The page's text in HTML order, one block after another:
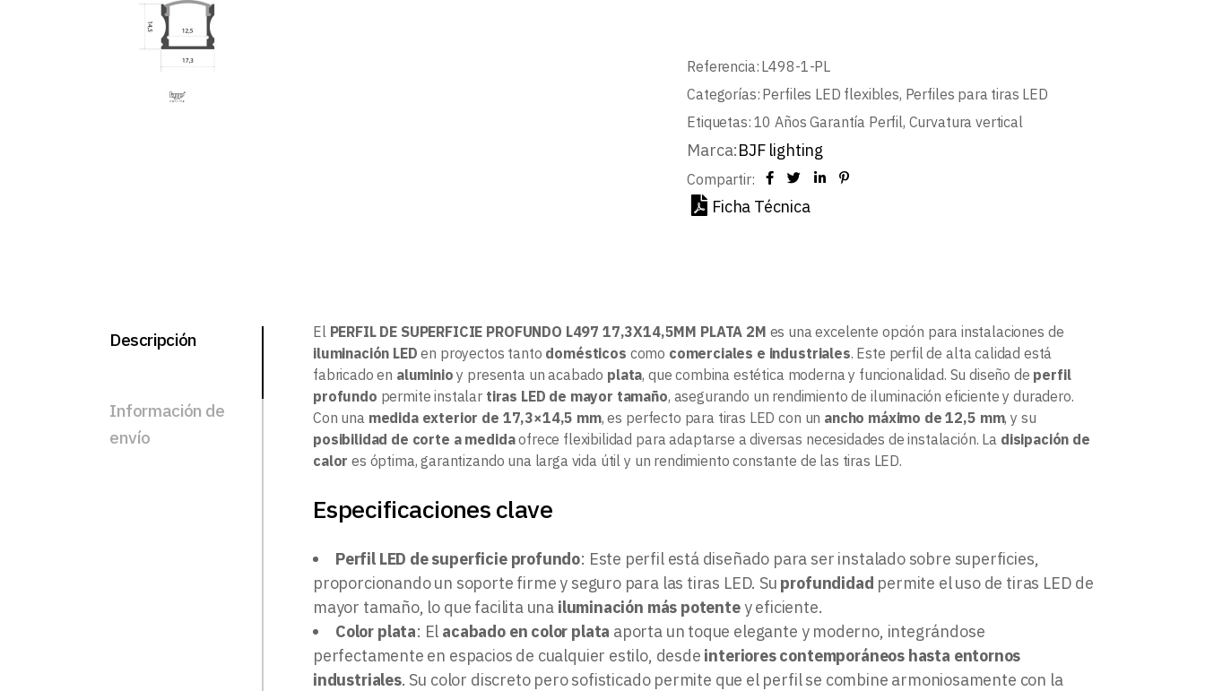
Referencia: L498-1-PL
Categorías: Perfiles LED flexibles, Perfiles para tiras LED
Etiquetas: 10 Años Garantía Perfil, Curvatura vertical
Marca:BJF lighting
Compartir:
Ficha Técnica
Descripción
Información de
envío
El PERFIL DE SUPERFICIE PROFUNDO L497 17,3X14,5MM PLATA 2M es una excelente opción para instalaciones de
iluminación LED en proyectos tanto domésticos como comerciales e industriales. Este perfil de alta calidad está
fabricado en aluminio y presenta un acabado plata, que combina estética moderna y funcionalidad. Su diseño de perfil
profundo permite instalar tiras LED de mayor tamaño, asegurando un rendimiento de iluminación eficiente y duradero.
Con una medida exterior de 17,3×14,5 mm, es perfecto para tiras LED con un ancho máximo de 12,5 mm, y su
posibilidad de corte a medidaofrece flexibilidad para adaptarse a diversas necesidades de instalación. La disipación de
calor es óptima, garantizando una larga vida útil y un rendimiento constante de las tiras LED.
Especificaciones clave
Perfil LED de superficie profundo: Este perfil está diseñado para ser instalado sobre superficies,
proporcionando un soporte firme y seguro para las tiras LED. Su profundidad permite el uso de tiras LED de
mayor tamaño, lo que facilita una iluminación más potentey eficiente.
Color plata: El acabado en color plata aporta un toque elegante y moderno, integrándose
perfectamente en espacios de cualquier estilo, desde interiores contemporáneos hasta entornos
industriales. Su color discreto pero sofisticado permite que el perfil se combine armoniosamente con la